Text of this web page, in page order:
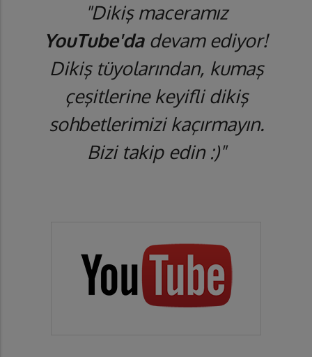
"Dikiş maceramız
YouTube'dadevam ediyor!
Dikiş tüyolarından, kumaş
çeşitlerine keyifli dikiş
sohbetlerimizi kaçırmayın.
Bizi takip edin :)"